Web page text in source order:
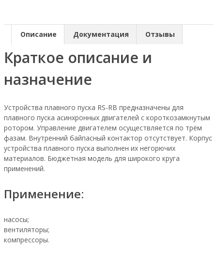
Описание Документация Отзывы
Краткое описание и
назначение
Устройства плавного пуска RS-RB предназначены для
плавного пуска асинхронных двигателей с короткозамкнутым
ротором. Управление двигателем осуществляется по трём
фазам. Внутренний байпасный контактор отсутствует. Корпус
устройства плавного пуска выполнен их негорючих
материалов. Бюджетная модель для широкого круга
применений.
Применение:
насосы;
вентиляторы;
компрессоры.